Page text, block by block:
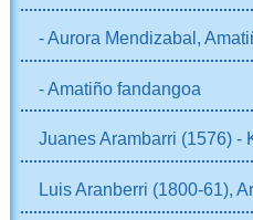
- Aurora Mendizabal,
- Amatiño fandangoa
Juanes Arambarri (1576) -
Luis Aranberri (1800-61),